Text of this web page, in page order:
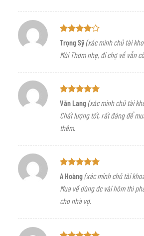
Được
xếp hạng
45 sao
Trọng Sỹ(xác minh chủ tài
Mùi Thơm nhẹ, đi chợ về vẫn
Được xếp
hạng55
sao
Văn Lang(xác minh chủ tài
Chất lượng tốt, rất đáng để
thêm.
Được xếp
hạng55
sao
A Hoàng(xác minh chủ tài
Mua về dùng dc vài hôm thì
cho nhà vợ.